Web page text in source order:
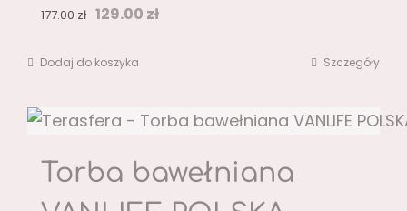
177.00zł Pierwotna
wynosiła:
129.00 złAktualna
Dodaj do koszyka Szczegóły
Torba bawełniana